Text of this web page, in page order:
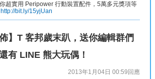
超實用 Peripower 行動裝置配件，5萬多元獎項等
http://bit.ly/15yjUan
】T 客邦歲末趴，送你編輯群們
有 LINE 熊大玩偶！
2013年1月04日 00:59 回應